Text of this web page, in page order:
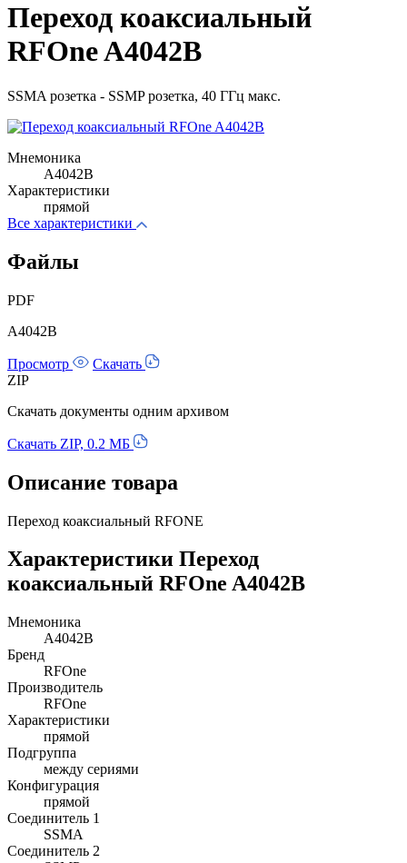
Переход коаксиальный
RFOne A4042B
SSMA розетка - SSMP розетка, 40 ГГц макс.
Мнемоника
A4042B
Характеристики
прямой
Все характеристики
Файлы
PDF
A4042B
Просмотр
Скачать
ZIP
Скачать документы одним архивом
Скачать ZIP, 0.2 МБ
Описание товара
Переход коаксиальный RFONE
Характеристики Переход
коаксиальный RFOne A4042B
Мнемоника
A4042B
Бренд
RFOne
Производитель
RFOne
Характеристики
прямой
Подгруппа
между сериями
Конфигурация
прямой
Соединитель 1
SSMA
Соединитель 2